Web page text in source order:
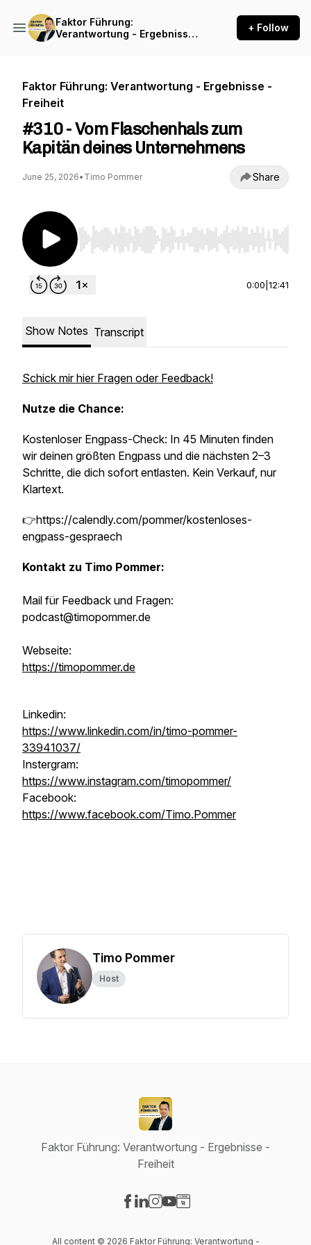
Faktor Führung:
Verantwortung - Ergebnisse
+ Follow
Faktor Führung: Verantwortung - Ergebnisse -
Freiheit
#310 - Vom Flaschenhals zum
Kapitän deines Unternehmens
June 25, 2026• Timo Pommer Share
Use Left/Right to seek, Home/End to jump to
0:00 12:41
Show Notes Transcript
Schick mir hier Fragen oder Feedback!
Nutze die Chance:
Kostenloser Engpass-Check: In 45 Minuten finden
wir deinen größten Engpass und die nächsten 2–3
Schritte, die dich sofort entlasten. Kein Verkauf, nur
Klartext.
👉https://calendly.com/pommer/kostenloses-
engpass-gespraech
Kontakt zu Timo Pommer:
Mail für Feedback und Fragen:
podcast@timopommer.de
Webseite:
https://timopommer.de
Linkedin:
https://www.linkedin.com/in/timo-pommer-
33941037/
Instergram:
https://www.instagram.com/timopommer/
Facebook:
https://www.facebook.com/Timo.Pommer
Timo Pommer
Host
Faktor Führung: Verantwortung - Ergebnisse -
Freiheit
All content © 2026 Faktor Führung: Verantwortung -